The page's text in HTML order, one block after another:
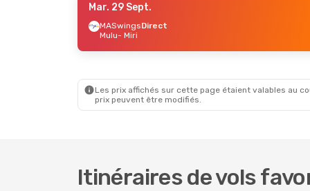
- Ven. 18 Sept.
Mar. 29 Sept.
MASwingsDirect
Mulu- Miri
Les prix affichés sur cette page étaient valables au
prix peuvent être modifiés.
Itinéraires de vols